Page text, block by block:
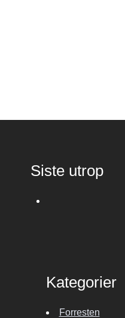
Siste utrop
Kategorier
Forresten